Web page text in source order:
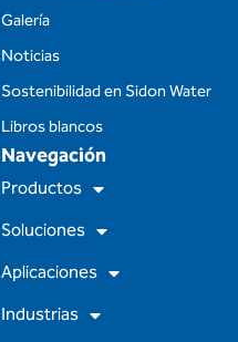
Navegación
Productos
Soluciones
Aplicaciones
Industrias
Galería
Noticias
Sostenibilidad en Sidon Water
Libros blancos